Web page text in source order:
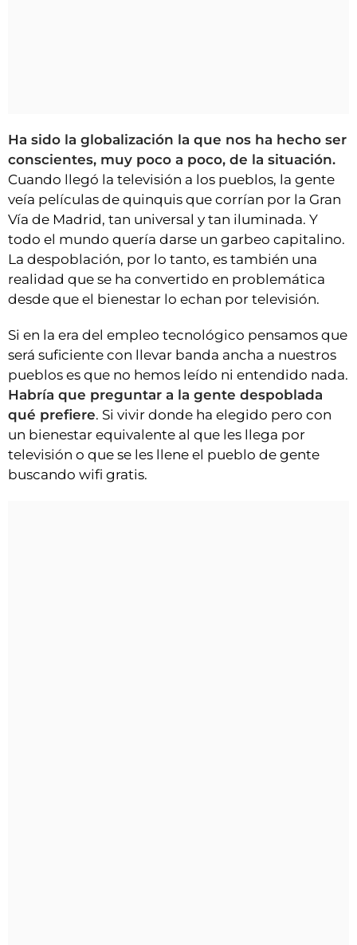
Ha sido la globalización la que nos ha hecho ser
conscientes, muy poco a poco, de la situación.
Cuando llegó la televisión a los pueblos, la gente
veía películas de quinquis que corrían por la Gran
Vía de Madrid, tan universal y tan iluminada. Y
todo el mundo quería darse un garbeo capitalino.
La despoblación, por lo tanto, es también una
realidad que se ha convertido en problemática
desde que el bienestar lo echan por televisión.
Si en la era del empleo tecnológico pensamos que
será suficiente con llevar banda ancha a nuestros
pueblos es que no hemos leído ni entendido nada.
Habría que preguntar a la gente despoblada
qué prefiere. Si vivir donde ha elegido pero con
un bienestar equivalente al que les llega por
televisión o que se les llene el pueblo de gente
buscando wifi gratis.